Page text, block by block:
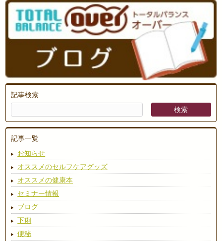
記事検索
記事一覧
お知らせ
オススメのセルフケアグッズ
オススメの健康本
セミナー情報
ブログ
下痢
便秘